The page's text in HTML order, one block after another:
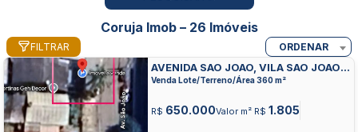
Coruja Imob – 26 Imóveis
FILTRAR ORDENAR
AVENIDA SAO JOAO, VILA SAO JOAO,
GOIANIA
Venda Lote/Terreno/Área 360 m²
R$ 650.000Valor m² R$ 1.805